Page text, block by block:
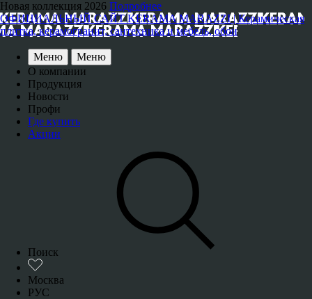
Новая коллекция 2026 Подробнее
ОФИЦИАЛЬНЫЙ САЙТ KERAMA MARAZZI | Керамическая
плитка, керамогранит, сантехника и мебель, обои
Меню
Меню
О компании
Продукция
Новости
Профи
Где купить
Акции
Поиск
Москва
РУС